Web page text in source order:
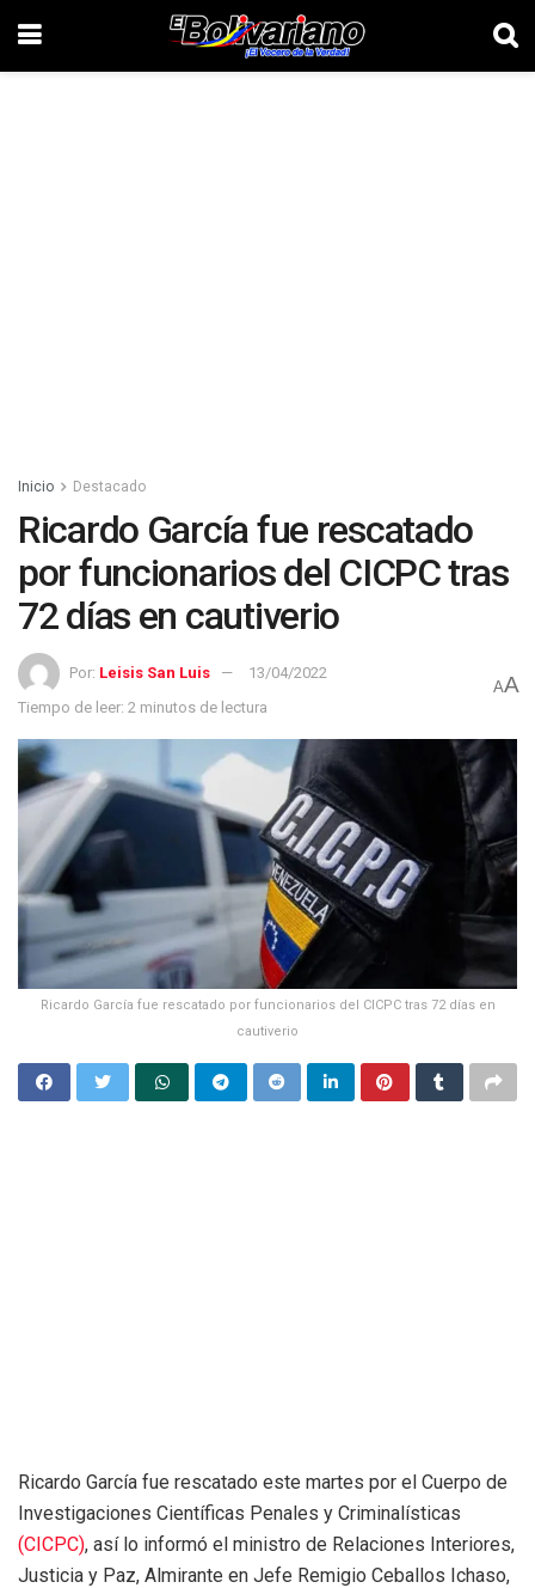
Inicio Destacado
Ricardo García fue rescatado
por funcionarios del CICPC tras
72 días en cautiverio
Por: Leisis San Luis
13/04/2022
Tiempo de leer: 2 minutos de lectura
AA
Ricardo García fue rescatado por funcionarios del CICPC tras 72 días en
cautiverio
Ricardo García fue rescatado este martes por el Cuerpo de
Investigaciones Científicas Penales y Criminalísticas
(CICPC), así lo informó el ministro de Relaciones Interiores,
Justicia y Paz, Almirante en Jefe Remigio Ceballos Ichaso,